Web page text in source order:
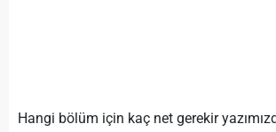
Hangi bölüm için kaç net gerekir